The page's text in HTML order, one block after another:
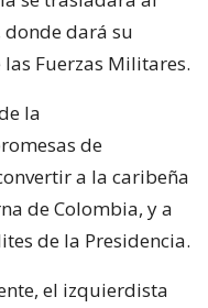
donde dará su
Fuerzas Militares.
la
de
a la caribeña
de Colombia, y a
de la Presidencia.
el izquierdista